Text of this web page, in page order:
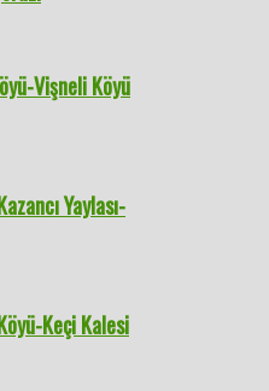
Vişneli Köyü
Yaylası-
Keçi Kalesi